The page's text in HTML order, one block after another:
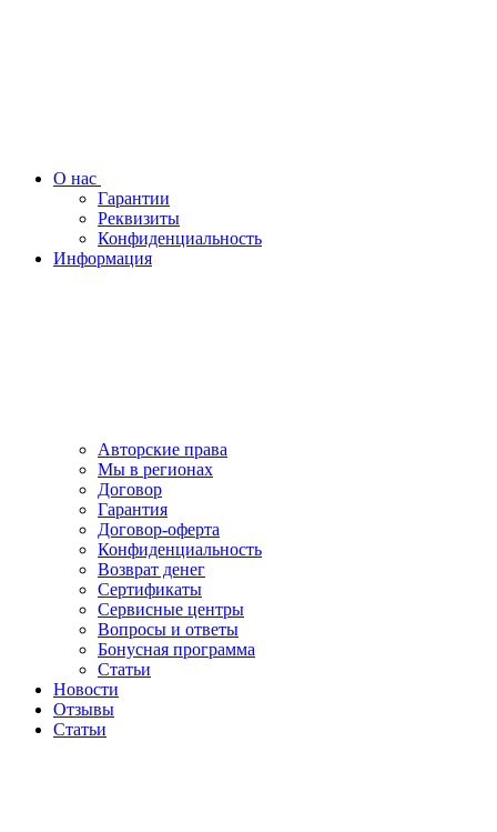
О нас
Гарантии
Реквизиты
Конфиденциальность
Информация
Авторские права
Мы в регионах
Договор
Гарантия
Договор-оферта
Конфиденциальность
Возврат денег
Сертификаты
Сервисные центры
Вопросы и ответы
Бонусная программа
Статьи
Новости
Отзывы
Статьи